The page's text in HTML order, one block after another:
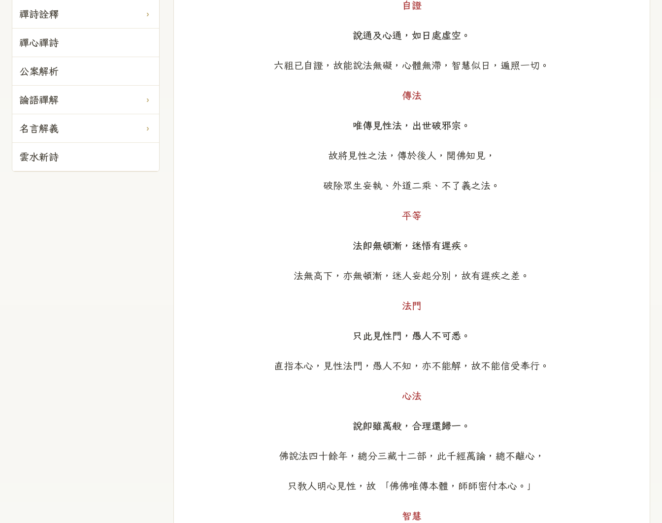
禪詩詮釋
禪心禪詩
公案解析
論語禪解
名言解義
雲水新詩
自證
說通及心通，如日處虛空。
六祖已自證，故能說法無礙，心體無滯，智慧似日，遍照一切。
傳法
唯傳見性法，出世破邪宗。
故將見性之法，傳於後人，開佛知見，
破除眾生妄執、外道二乘、不了義之法。
平等
法即無頓漸，迷悟有遲疾。
法無高下，亦無頓漸，迷人妄起分別，故有遲疾之差。
法門
只此見性門，愚人不可悉。
直指本心，見性法門，愚人不知，亦不能解，故不能信受奉行。
心法
說即雖萬般，合理還歸一。
佛說法四十餘年，總分三藏十二部，此千經萬論，總不離心，
只教人明心見性，故 「佛佛唯傳本體，師師密付本心。」
智慧